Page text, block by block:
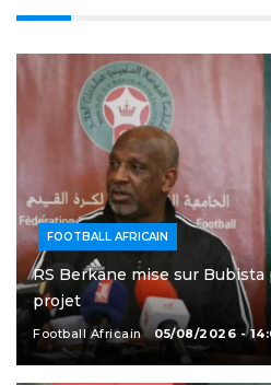
FOOTBALL AFRICAIN
RS Berkane mise sur
projet
Football Africain 05/08/2026 -